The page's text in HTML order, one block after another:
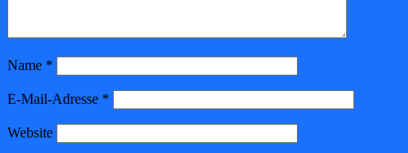
Name *
E-Mail-Adresse *
Website